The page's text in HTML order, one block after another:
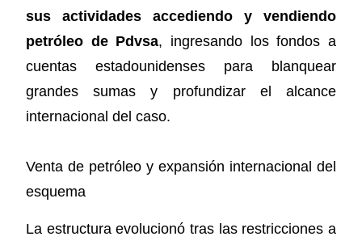
sus actividades accediendo y vendiendo
petróleo de Pdvsa, ingresando los fondos a
cuentas estadounidenses para blanquear
grandes sumas y profundizar el alcance
internacional del caso.
Venta de petróleo y expansión internacional del
esquema
La estructura evolucionó tras las restricciones a